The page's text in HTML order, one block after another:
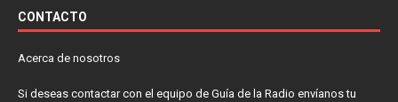
CONTACTO
Acerca de nosotros
Si deseas contactar con el equipo de Guía de la Radio envíanos tu